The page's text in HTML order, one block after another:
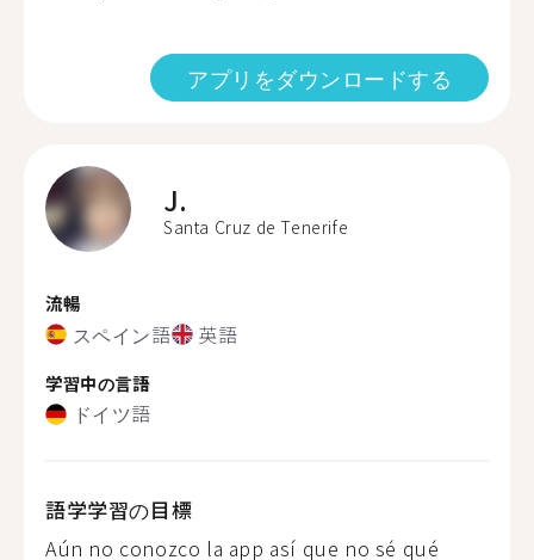
アプリをダウンロードする
J.
Santa Cruz de Tenerife
流暢
スペイン語 英語
学習中の言語
ドイツ語
語学学習の目標
Aún no conozco la app así que no sé qué